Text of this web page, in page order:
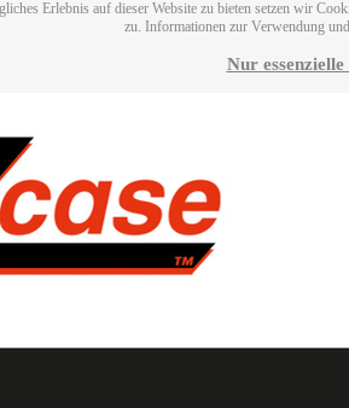
Erlebnis auf dieser Website zu bieten setzen wir
zu. Informationen zur Verwendung
Nur essenzielle